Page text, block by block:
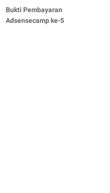
Bukti Pembayaran
Adsensecamp ke-5